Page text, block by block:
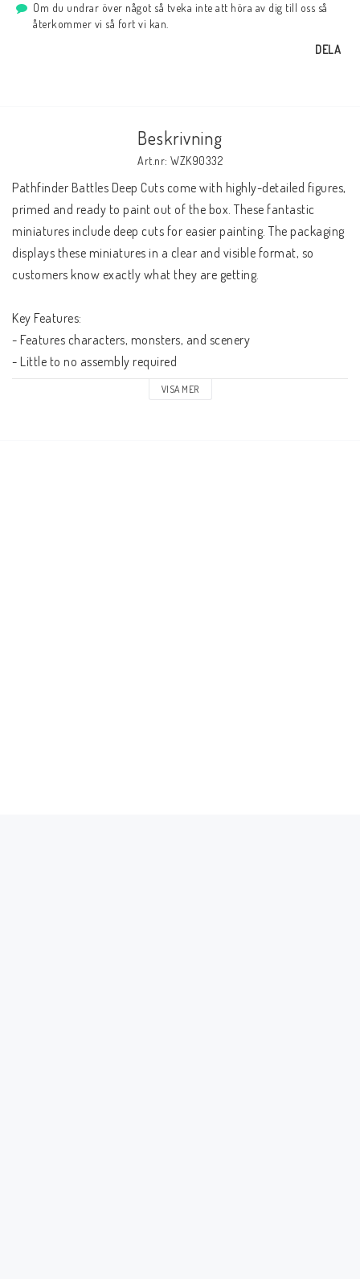
Om du undrar över något så tveka inte att höra av dig till oss så
återkommer vi så fort vi kan.
DELA
Beskrivning
Art.nr: WZK90332
Pathfinder Battles Deep Cuts come with highly-detailed figures,
primed and ready to paint out of the box. These fantastic
miniatures include deep cuts for easier painting. The packaging
displays these miniatures in a clear and visible format, so
customers know exactly what they are getting.
Key Features:
- Features characters, monsters, and scenery
- Little to no assembly required
- Primed and ready to paint VISA MER